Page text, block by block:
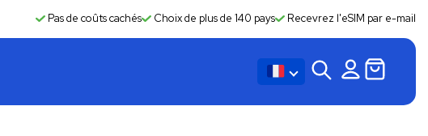
Pas de coûts cachés Choix de plus de 140 pays Recevrez l'eSIM par e-mail